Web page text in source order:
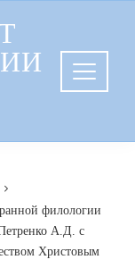
филологии
А.Д. с
Христовым